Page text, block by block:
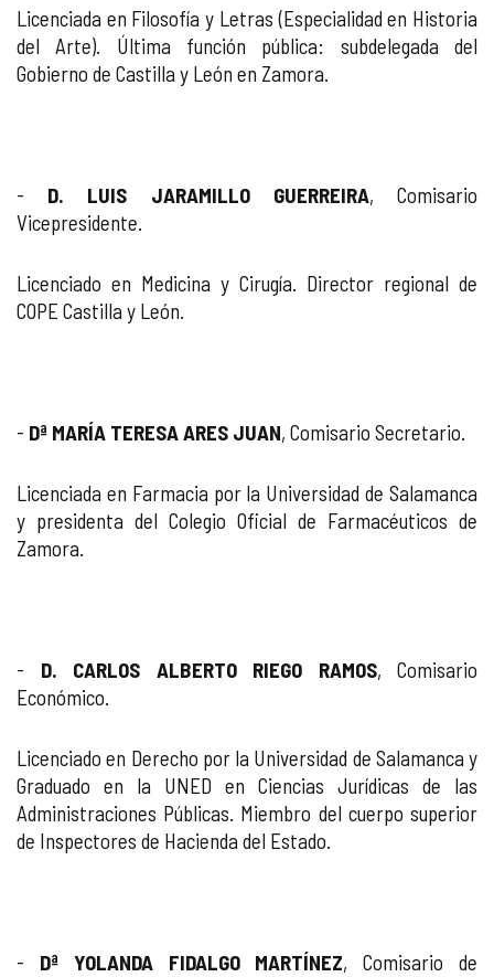
Licenciada en Filosofía y Letras (Especialidad en Historia
del Arte). Última función pública: subdelegada del
Gobierno de Castilla y León en Zamora.
- D. LUIS JARAMILLO GUERREIRA, Comisario
Vicepresidente.
Licenciado en Medicina y Cirugía. Director regional de
COPE Castilla y León.
- Dª MARÍA TERESA ARES JUAN, Comisario Secretario.
Licenciada en Farmacia por la Universidad de Salamanca
y presidenta del Colegio Oficial de Farmacéuticos de
Zamora.
- D. CARLOS ALBERTO RIEGO RAMOS, Comisario
Económico.
Licenciado en Derecho por la Universidad de Salamanca y
Graduado en la UNED en Ciencias Jurídicas de las
Administraciones Públicas. Miembro del cuerpo superior
de Inspectores de Hacienda del Estado.
- Dª YOLANDA FIDALGO MARTÍNEZ, Comisario de